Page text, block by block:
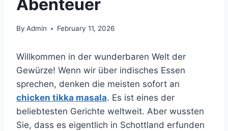
Abenteuer
By Admin February 11, 2026
Willkommen in der wunderbaren Welt der
Gewürze! Wenn wir über indisches Essen
sprechen, denken die meisten sofort an
chicken tikka masala. Es ist eines der
beliebtesten Gerichte weltweit. Aber wussten
Sie, dass es eigentlich in Schottland erfunden